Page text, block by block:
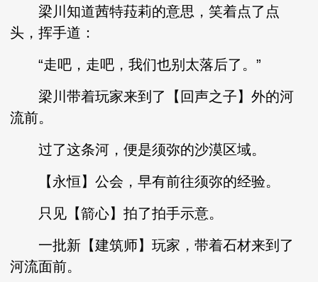
梁川知道茜特菈莉的意思，笑着点了点
头，挥手道：
“走吧，走吧，我们也别太落后了。”
梁川带着玩家来到了【回声之子】外的河
流前。
过了这条河，便是须弥的沙漠区域。
【永恒】公会，早有前往须弥的经验。
只见【箭心】拍了拍手示意。
一批新【建筑师】玩家，带着石材来到了
河流面前。